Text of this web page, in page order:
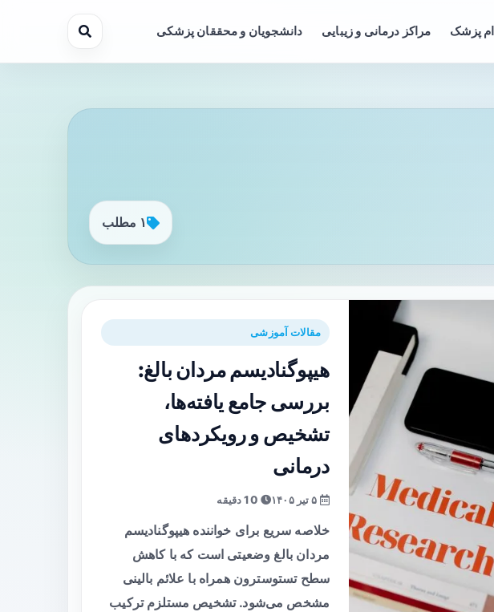
پزشک مراکز درمانی و زیبایی دانشجویان و محققان پزشکی
۱ مطلب
مقالات آموزشی
هیپوگنادیسم مردان بالغ:
بررسی جامع یافته‌ها،
تشخیص و رویکردهای
درمانی
خلاصه سریع برای خواننده هیپوگنادیسم
مردان بالغ وضعیتی است که با کاهش
سطح تستوسترون همراه با علائم بالینی
مشخص می‌شود. تشخیص مستلزم ترکیب